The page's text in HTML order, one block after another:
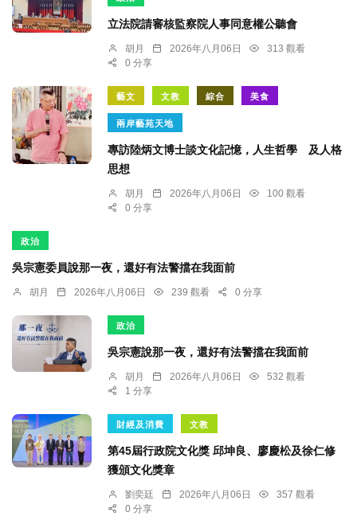
立法院請審核監察院人事同意權公聽會
胡月 2026年八月06日
313 觀看
0 分享
藝文 文教 綜合 美食
兩岸藝苑天地
專訪陸炳文博士談文化記憶，人生哲學 及人格
思想
胡月 2026年八月06日
100 觀看
0 分享
政治
吳宗憲委員說那一夜，還好有法警擋在我面前
胡月 2026年八月06日 239 觀看 0 分享
政治
吳宗憲說那一夜，還好有法警擋在我面前
胡月 2026年八月06日
532 觀看
1 分享
財經及消費 文教
第45屆行政院文化獎 邱坤良、廖慶松及徐仁修
獲頒文化獎章
劉奕廷 2026年八月06日
357 觀看
0 分享